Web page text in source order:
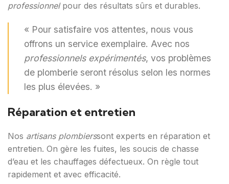
professionnelpour des résultats sûrs et durables.
« Pour satisfaire vos attentes, nous vous
offrons un service exemplaire. Avec nos
professionnels expérimentés, vos problèmes
de plomberie seront résolus selon les normes
les plus élevées. »
Réparation et entretien
Nos artisans plombierssont experts en réparation et
entretien. On gère les fuites, les soucis de chasse
d’eau et les chauffages défectueux. On règle tout
rapidement et avec efficacité.